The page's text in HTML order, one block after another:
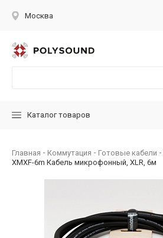
Москва
Каталог товаров
Главная Коммутация Готовые кабели
XMXF-6m Кабель микрофонный, XLR, 6м